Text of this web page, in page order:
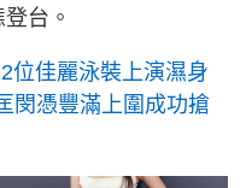
台。
位佳麗泳裝上演濕身
閔憑豐滿上圍成功搶